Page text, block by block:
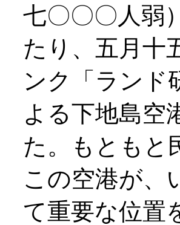
七〇〇〇人弱
たり、五月十
ンク「ランド
よる下地島空
た。もともと
この空港が、
て重要な位置